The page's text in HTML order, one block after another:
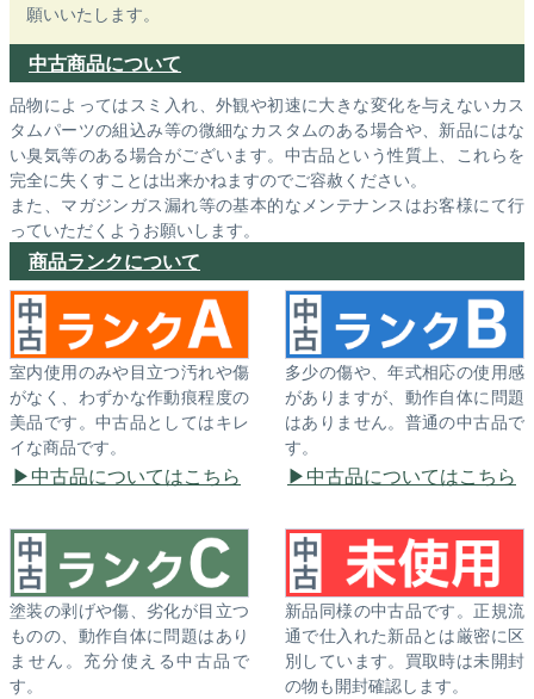
願いいたします。
中古商品について
品物によってはスミ入れ、外観や初速に大きな変化を与えないカス
タムパーツの組込み等の微細なカスタムのある場合や、新品にはな
い臭気等のある場合がございます。中古品という性質上、これらを
完全に失くすことは出来かねますのでご容赦ください。
また、マガジンガス漏れ等の基本的なメンテナンスはお客様にて行
っていただくようお願いします。
商品ランクについて
室内使用のみや目立つ汚れや傷
がなく、わずかな作動痕程度の
美品です。中古品としてはキレ
イな商品です。
中古品についてはこちら
多少の傷や、年式相応の使用感
がありますが、動作自体に問題
はありません。普通の中古品で
す。
中古品についてはこちら
塗装の剥げや傷、劣化が目立つ
ものの、動作自体に問題はあり
ません。充分使える中古品で
す。
新品同様の中古品です。正規流
通で仕入れた新品とは厳密に区
別しています。買取時は未開封
の物も開封確認します。